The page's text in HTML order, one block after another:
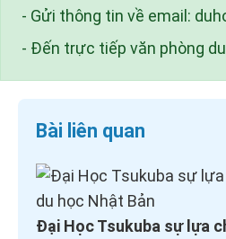
- Gửi thông tin về email:
- Đến trực tiếp văn phòng
Bài liên quan
Đại Học Tsukuba sự lựa